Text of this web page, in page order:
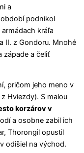
a
podnikol
kráľa
II. z Gondoru. Mnohé
západe a čeliť
pričom jeho meno v
Hviezdy). S malou
korzárov v
a osobne zabil ich
Thorongil opustil
odišiel na východ.